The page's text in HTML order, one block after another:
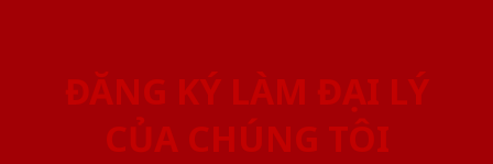
ĐĂNG KÝ LÀM ĐẠI LÝ
CỦA CHÚNG TÔI